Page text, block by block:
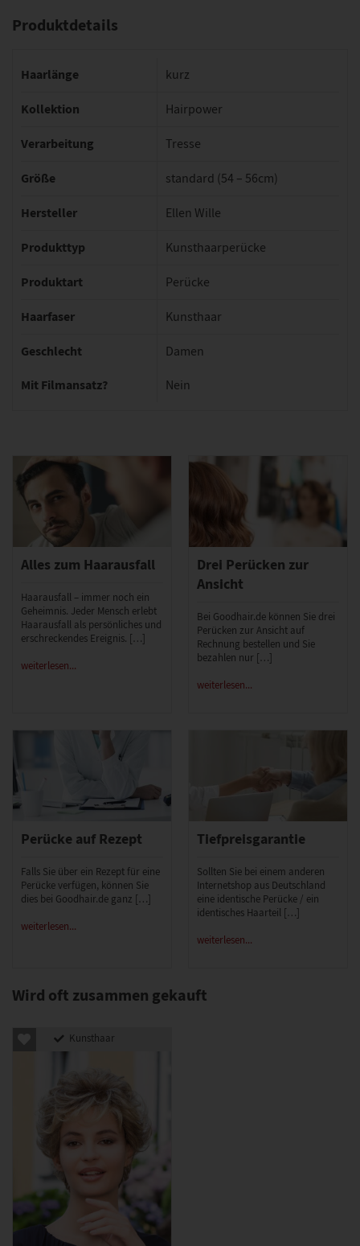
Produktdetails
Haarlänge kurz
Kollektion Hairpower
Verarbeitung Tresse
Größe standard (54 – 56cm)
Hersteller Ellen Wille
Produkttyp Kunsthaarperücke
Produktart Perücke
Haarfaser Kunsthaar
Geschlecht Damen
Mit Filmansatz? Nein
Alles zum Haarausfall
Haarausfall – immer noch ein
Geheimnis. Jeder Mensch erlebt
Haarausfall als persönliches und
erschreckendes Ereignis. […]
weiterlesen...
Drei Perücken zur
Ansicht
Bei Goodhair.de können Sie drei
Perücken zur Ansicht auf
Rechnung bestellen und Sie
bezahlen nur […]
weiterlesen...
Perücke auf Rezept
Falls Sie über ein Rezept für eine
Perücke verfügen, können Sie
dies bei Goodhair.de ganz […]
weiterlesen...
Tiefpreisgarantie
Sollten Sie bei einem anderen
Internetshop aus Deutschland
eine identische Perücke / ein
identisches Haarteil […]
weiterlesen...
Wird oft zusammen gekauft
Kunsthaar